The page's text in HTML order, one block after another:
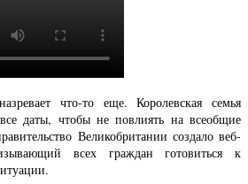
что-то еще. Королевская семья
даты, чтобы не повлиять на всеобщие
Великобритании создало веб-
всех граждан готовиться к